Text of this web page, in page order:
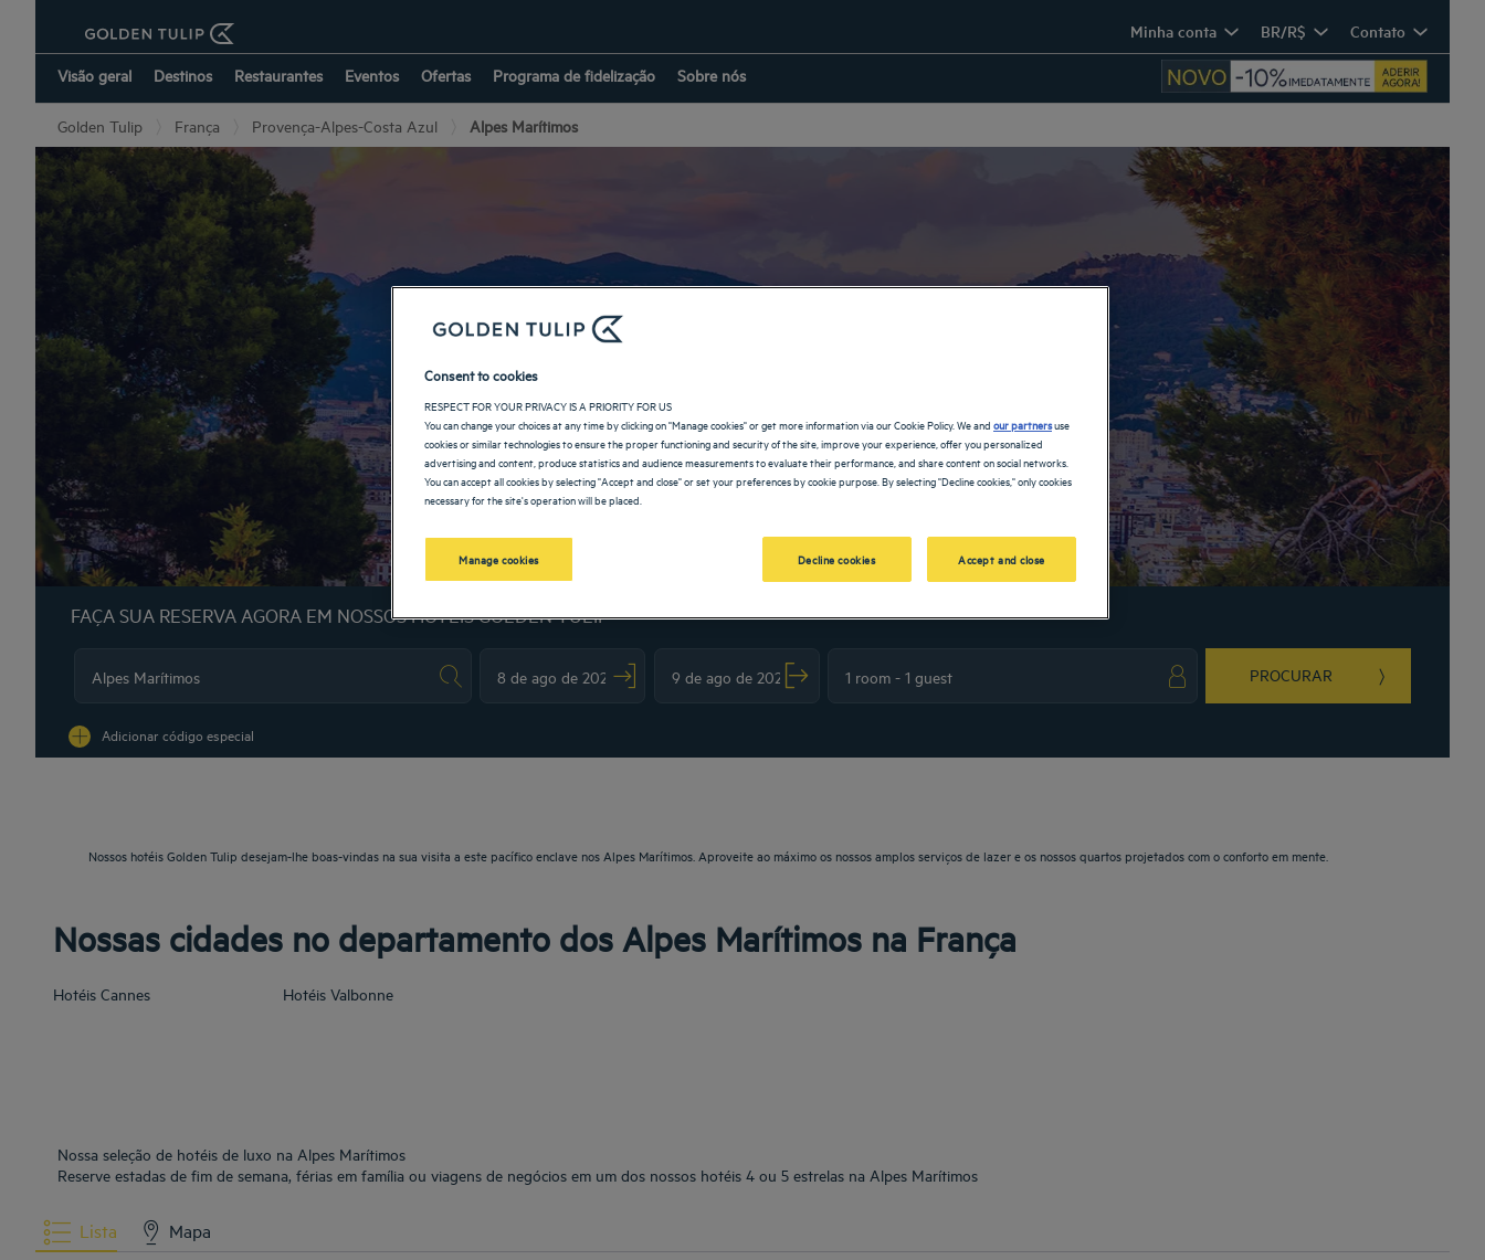
Minha conta BR/R$ Contato
Visão geral Destinos Restaurantes Eventos Ofertas Programa de fidelização Sobre nós
Golden Tulip França Provença-Alpes-Costa Azul Alpes Marítimos
Hotéis em Alpes Marítimos
VOLTAR A PROVENÇA-ALPES-COSTA AZUL
FAÇA SUA RESERVA AGORA EM NOSSOS HOTÉIS GOLDEN TULIP
PROCURAR
Adicionar código especial
Nossos hotéis Golden Tulip desejam-lhe boas-vindas na sua visita a este pacífico enclave nos Alpes Marítimos. Aproveite ao máximo os nossos amplos serviços de lazer e os nossos quartos projetados com o conforto em mente.
Nossas cidades no departamento dos Alpes Marítimos na França
Hotéis Cannes Hotéis Valbonne
Nossa seleção de hotéis de luxo na Alpes Marítimos
Reserve estadas de fim de semana, férias em família ou viagens de negócios em um dos nossos hotéis 4 ou 5 estrelas na Alpes Marítimos
Lista Mapa
Consent to cookies
RESPECT FOR YOUR PRIVACY IS A PRIORITY FOR US
You can change your choices at any time by clicking on "Manage cookies" or get more information via our Cookie Policy. We andour partnersuse
cookies or similar technologies to ensure the proper functioning and security of the site, improve your experience, offer you personalized
advertising and content, produce statistics and audience measurements to evaluate their performance, and share content on social networks.
You can accept all cookies by selecting "Accept and close" or set your preferences by cookie purpose. By selecting "Decline cookies," only cookies
necessary for the site's operation will be placed.
Manage cookies Decline cookies Accept and close